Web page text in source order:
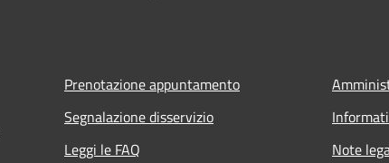
Prenotazione appuntamento
Segnalazione disservizio
Leggi le FAQ
Note